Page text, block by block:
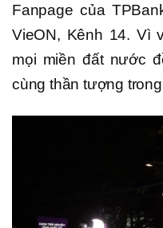
Fanpage của
VieON, Kênh 14. Vì
mọi miền đất nước
cùng thần tượng